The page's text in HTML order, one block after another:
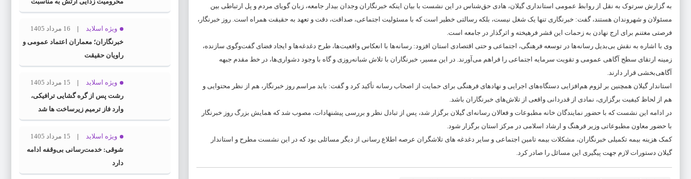
به گزارش سرتوک به نقل از روابط عمومی استانداری گیلان، هادی حق‌شناس در این نشست با بیان اینکه خبرنگاران وجدان بیدار جامعه، زبان گویای مردم و پل ارتباطی بین
مسئولان و شهروندان هستند، گفت: خبرنگاری تنها یک شغل نیست، بلکه رسالتی خطیر است که با مسئولیت اجتماعی، صداقت، دقت و تعهد به حقیقت همراه است. روز خبرنگار،
فرصتی مغتنم برای ارج نهادن به زحمات این قشر فرهیخته و اثرگذار در جامعه است.
وی با اشاره به نقش بی‌بدیل رسانه‌ها در توسعه فرهنگی، اجتماعی و حتی اقتصادی استان افزود: رسانه‌ها با انعکاس واقعیت‌ها، طرح دغدغه‌ها و ایجاد فضای گفت‌وگوی سازنده،
زمینه ارتقای سطح آگاهی عمومی و تقویت سرمایه اجتماعی را فراهم می‌آورند. در این مسیر، خبرنگاران با تلاش شبانه‌روزی و گاه با وجود دشواری‌ها، در خط مقدم جبهه
آگاهی‌بخشی قرار دارند.
استاندار گیلان همچنین بر لزوم هم‌افزایی دستگاه‌های اجرایی و نهادهای فرهنگی برای حمایت از اصحاب رسانه تأکید کرد و گفت: باید مراسم روز خبرنگار، هم از نظر محتوایی و
هم از لحاظ کیفیت برگزاری، نمادی از قدردانی واقعی از تلاش‌های خبرنگاران باشد.
در ادامه این نشست که با حضور نمایندگان خانه مطبوعات و فعالان رسانه‌ای گیلان برگزار شد، پس از تبادل نظر و بررسی پیشنهادات، مصوب شد که همایش بزرگ روز خبرنگار
با حضور معاون مطبوعاتی وزیر فرهنگ و ارشاد اسلامی در مرکز استان برگزار شود.
کمک هزینه بیمه تکمیلی خبرنگاران، مشکلات بیمه تامین اجتماعی و سایر دغدغه های تلاشگران عرصه اطلاع رسانی از دیگر مسائلی بود که در این نشست مطرح و استاندار
گیلان دستورات لازم جهت پیگیری این مسائل را صادر کرد.
روز خبرنگار
ویژه اسلاید
16 مرداد 1405
خبرنگاران؛ معماران اعتماد عمومی و
راویان حقیقت
ویژه اسلاید
15 مرداد 1405
رشت پس از گره گشایی ترافیکی،
وارد فاز ترمیم زیرساخت ها شد
ویژه اسلاید
15 مرداد 1405
شوقی: خدمت‌رسانی بی‌وقفه ادامه
دارد